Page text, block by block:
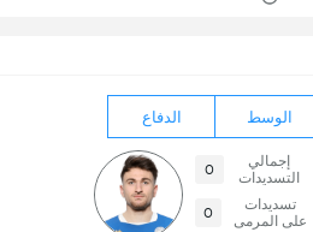
الوسط الدفاع
إجمالي
التسديدات
0
تسديدات
على المرمى
0